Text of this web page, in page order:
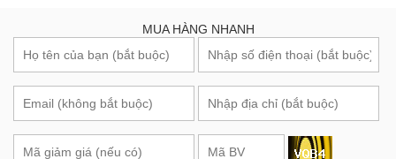
MUA HÀNG NHANH